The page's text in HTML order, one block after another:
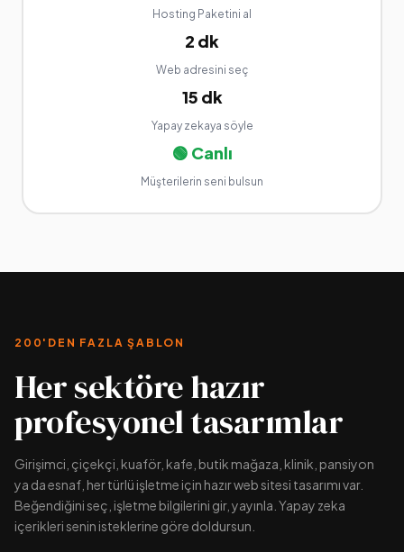
Hosting Paketini al
2 dk
Web adresini seç
15 dk
Yapay zekaya söyle
🟢 Canlı
Müşterilerin seni bulsun
200'DEN FAZLA ŞABLON
Her sektöre hazır
profesyonel tasarımlar
Girişimci, çiçekçi, kuaför, kafe, butik mağaza, klinik, pansiyon
ya da esnaf, her türlü işletme için hazır web sitesi tasarımı var.
Beğendiğini seç, işletme bilgilerini gir, yayınla. Yapay zeka
içerikleri senin isteklerine göre doldursun.